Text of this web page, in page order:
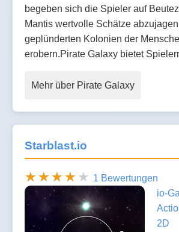
begeben sich die Spieler auf
Mantis wertvolle Schätze
geplünderten Kolonien der
erobern.Pirate Galaxy bietet
Mehr über Pirate Galaxy
Starblast.io
1 Bewertungen
io-
2D